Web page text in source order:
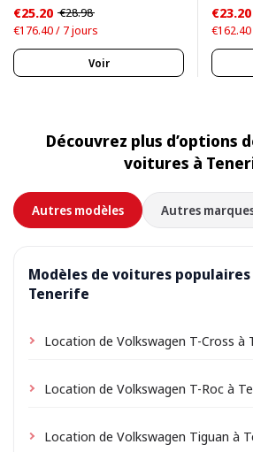
€25.20 €28.98
€176.40 / 7 jours
Voir
€23.20
Découvrez plus d’options
voitures à
Autres modèles Autres
Modèles de voitures
Tenerife
Location de Volkswagen T-Cross à
Location de Volkswagen T-Roc à
Location de Volkswagen Tiguan à